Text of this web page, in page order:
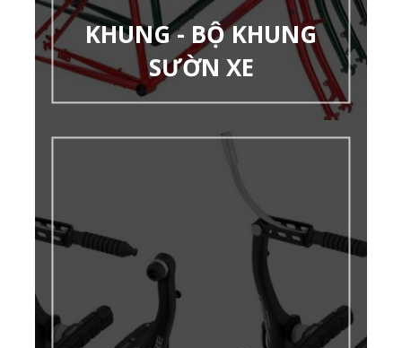
KHUNG - BỘ KHUNG
SƯỜN XE